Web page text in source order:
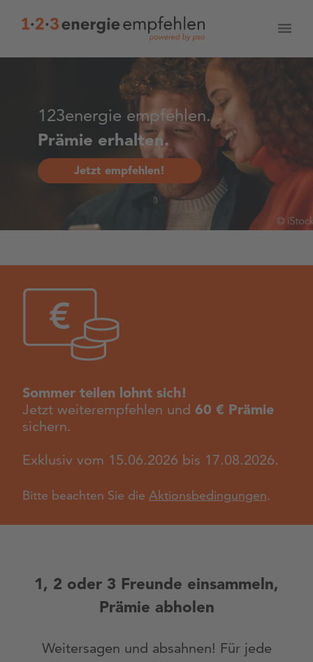
123energie empfehlen.
Prämie erhalten.
Jetzt empfehlen!
Sommer teilen lohnt sich!
Jetzt weiterempfehlen und 60 € Prämie
sichern.
Exklusiv vom 15.06.2026 bis 17.08.2026.
Bitte beachten Sie die Aktionsbedingungen.
1, 2 oder 3 Freunde einsammeln,
Prämie abholen
Weitersagen und absahnen! Für jede